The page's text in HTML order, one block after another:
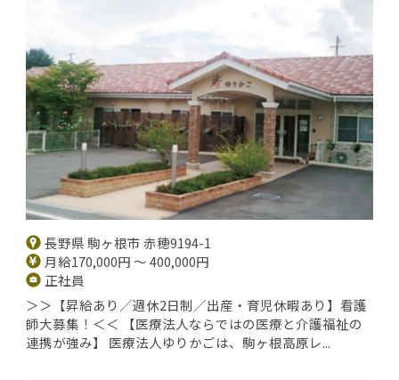
長野県 駒ヶ根市 赤穂9194-1
月給170,000円 ～ 400,000円
正社員
＞＞【昇給あり／週休2日制／出産・育児休暇あり】看護
師大募集！＜＜ 【医療法人ならではの医療と介護福祉の
連携が強み】 医療法人ゆりかごは、駒ヶ根高原レ...